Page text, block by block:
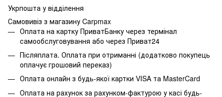
Укрпошта у відділення
Самовивіз з магазину Carpmax
Оплата на картку ПриватБанку через термінал
самообслуговування або через Приват24
Післяплата. Оплата при отриманні (додатково покупець
оплачує грошовий переказ)
Оплата онлайн з будь-якої картки VISA та MasterCard
Оплата на рахунок за рахунком-фактурою у касі будь-